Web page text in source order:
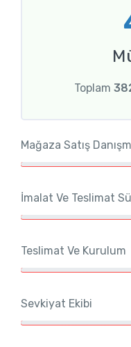
Toplam
Mağaza Satış
İmalat Ve Teslimat
Teslimat Ve Kurulum
Sevkiyat Ekibi